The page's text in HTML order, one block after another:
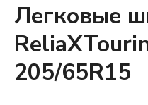
Легковые
205/65R15